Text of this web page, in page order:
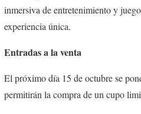
inmersiva de entretenimiento y
experiencia única.
Entradas a la venta
El próximo día 15 de octubre se
permitirán la compra de un cupo